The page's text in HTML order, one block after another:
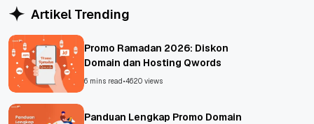
Artikel Trending
Promo Ramadan 2026: Diskon
Domain dan Hosting Qwords
6 mins read•4620 views
Panduan Lengkap Promo Domain